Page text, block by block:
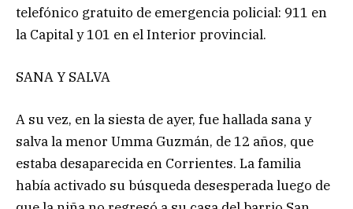
telefónico gratuito de emergencia policial: 911 en
la Capital y 101 en el Interior provincial.
SANA Y SALVA
A su vez, en la siesta de ayer, fue hallada sana y
salva la menor Umma Guzmán, de 12 años, que
estaba desaparecida en Corrientes. La familia
había activado su búsqueda desesperada luego de